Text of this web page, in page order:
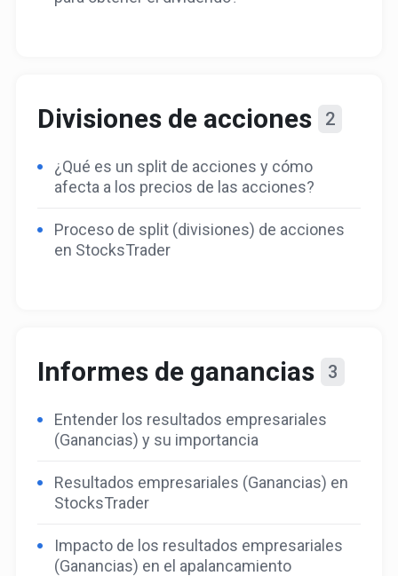
Divisiones de acciones 2
¿Qué es un split de acciones y cómo
afecta a los precios de las acciones?
Proceso de split (divisiones) de acciones
en StocksTrader
Informes de ganancias 3
Entender los resultados empresariales
(Ganancias) y su importancia
Resultados empresariales (Ganancias) en
StocksTrader
Impacto de los resultados empresariales
(Ganancias) en el apalancamiento